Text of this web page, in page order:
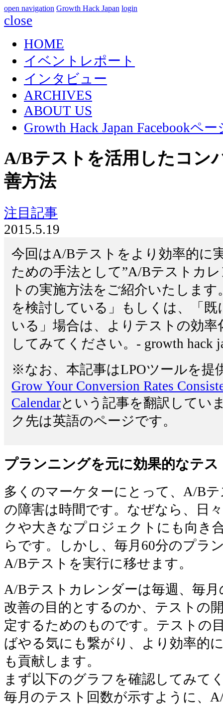
open navigation Growth Hack Japan login
close
HOME
イベントレポート
インタビュー
ARCHIVES
ABOUT US
Growth Hack Japan Facebookペ
A/Bテストを活用したコン
善方法
注目記事
2015.5.19
今回はA/Bテストをより効率的に
ための手法として”A/Bテストカ
トの実施方法をご紹介いたしま
を検討している」もしくは、「
いる」場合は、よりテストの効
してみてください。- growth hack
※なお、本記事はLPOツールを提
Grow Your Conversion Rates
Calendarという記事を翻訳してい
ク先は英語のページです。
プランニングを元に効果的なテ
多くのマーケターにとって、A/B
の障害は時間です。なぜなら、日
クや大きなプロジェクトにも向き
らです。しかし、毎月60分のプラ
A/Bテストを実行に移せます。
A/Bテストカレンダーは毎週、毎
改善の目的とするのか、テストの
定するためのものです。テストの
ばやる気にも繋がり、より効率的
も貢献します。
まず以下のグラフを確認してみて
毎月のテスト回数が示すように、